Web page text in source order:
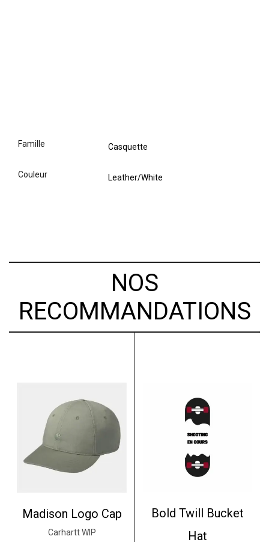
famille Casquette
couleur Leather/White
NOS
RECOMMANDATIONS
Madison Logo Cap
Carhartt WIP
Bold Twill Bucket
Hat